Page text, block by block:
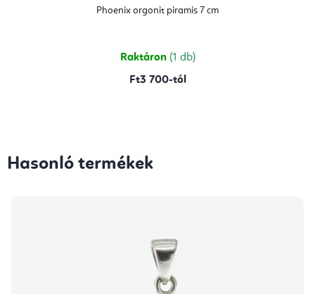
Phoenix orgonit piramis 7 cm
Raktáron (1 db)
Ft3 700-tól
Hasonló termékek